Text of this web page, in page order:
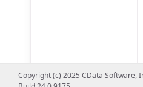
Copyright (c) 2025 CData Software,